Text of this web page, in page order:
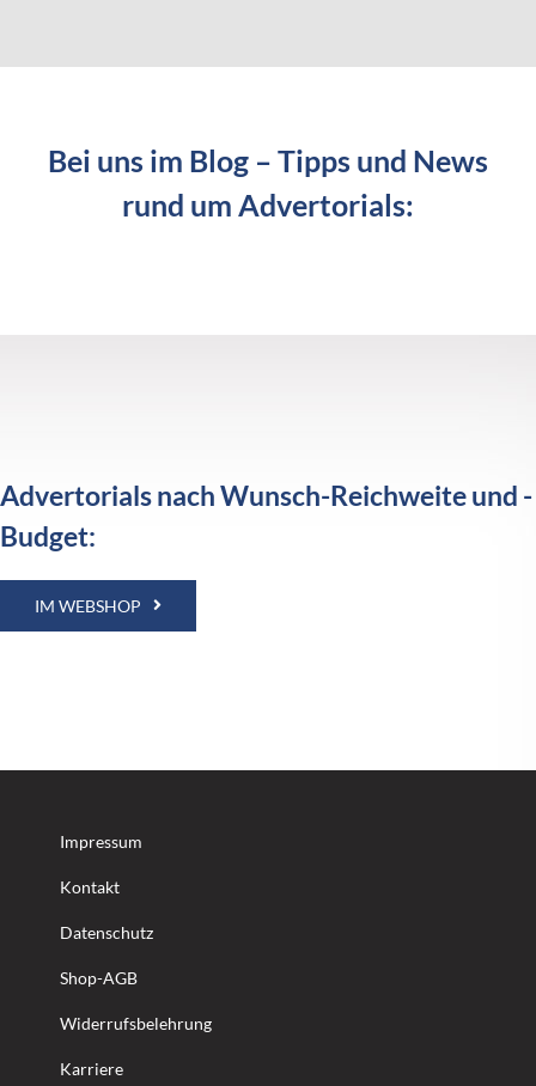
Bei uns im Blog – Tipps und News
rund um Advertorials:
Advertorials nach Wunsch-Reichweite und -
Budget:
IM WEBSHOP
Impressum
Kontakt
Datenschutz
Shop-AGB
Widerrufsbelehrung
Karriere